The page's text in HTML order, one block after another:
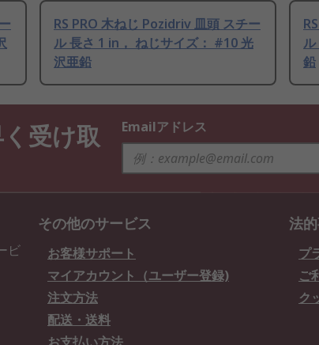
RS PRO 木ねじ Pozidriv 皿頭 スチー
ル 長さ 1 in， ねじサイズ： #10 光
沢亜鉛
鉛
受け取
Emailアドレス
ビ
その他のサービス
お客様サポート
マイアカウント（ユーザー登録)
注文方法
配送・送料
法
プ
ご
ク